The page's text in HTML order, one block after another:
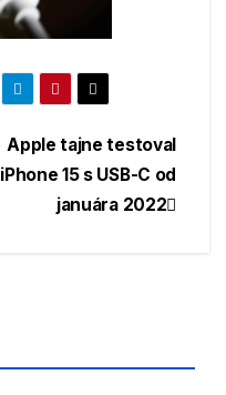
Apple tajne testoval
iPhone 15 s USB-C od
januára 2022